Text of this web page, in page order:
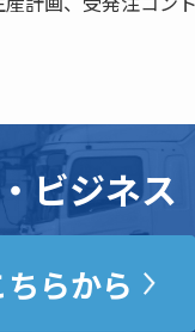
ビジネス
らから